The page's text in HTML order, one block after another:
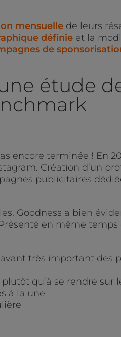
mensuellede leurs
définieet la
de
étude
encore terminée ! En
Création d’un
publicitaires
Goodness a bien
en même temps
très important des
qu’à se rendre sur
à la une